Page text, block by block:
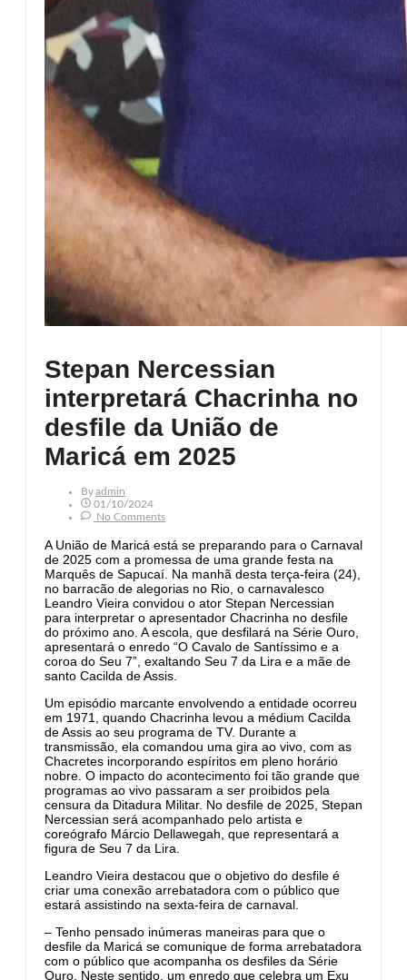
Stepan Nercessian
interpretará Chacrinha no
desfile da União de
Maricá em 2025
ByAdmin
01/10/2024
No Comments
A União de Maricá está se preparando para o Carnaval
de 2025 com a promessa de uma grande festa na
Marquês de Sapucaí. Na manhã desta terça-feira (24),
no barracão de alegorias no Rio, o carnavalesco
Leandro Vieira convidou o ator Stepan Nercessian
para interpretar o apresentador Chacrinha no desfile
do próximo ano. A escola, que desfilará na Série Ouro,
apresentará o enredo “O Cavalo de Santíssimo e a
coroa do Seu 7”, exaltando Seu 7 da Lira e a mãe de
santo Cacilda de Assis.
Um episódio marcante envolvendo a entidade ocorreu
em 1971, quando Chacrinha levou a médium Cacilda
de Assis ao seu programa de TV. Durante a
transmissão, ela comandou uma gira ao vivo, com as
Chacretes incorporando espíritos em pleno horário
nobre. O impacto do acontecimento foi tão grande que
programas ao vivo passaram a ser proibidos pela
censura da Ditadura Militar. No desfile de 2025, Stepan
Nercessian será acompanhado pelo artista e
coreógrafo Márcio Dellawegah, que representará a
figura de Seu 7 da Lira.
Leandro Vieira destacou que o objetivo do desfile é
criar uma conexão arrebatadora com o público que
estará assistindo na sexta-feira de carnaval.
– Tenho pensado inúmeras maneiras para que o
desfile da Maricá se comunique de forma arrebatadora
com o público que acompanha os desfiles da Série
Ouro. Neste sentido, um enredo que celebra um Exu